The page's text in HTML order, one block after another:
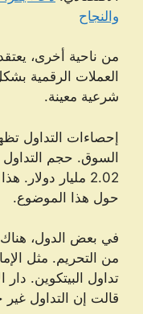
والنجاح
من ناحية أخرى،
العملات الرقمية
شرعية معينة.
إحصاءات التداول
السوق. حجم التداول
2.02 مليار دولار. هذا يبرز أهمية مناقشة
حول هذا الموضوع.
في بعض الدول، هناك
من التحريم. مثل
تداول البيتكوين. دار
قالت إن التداول